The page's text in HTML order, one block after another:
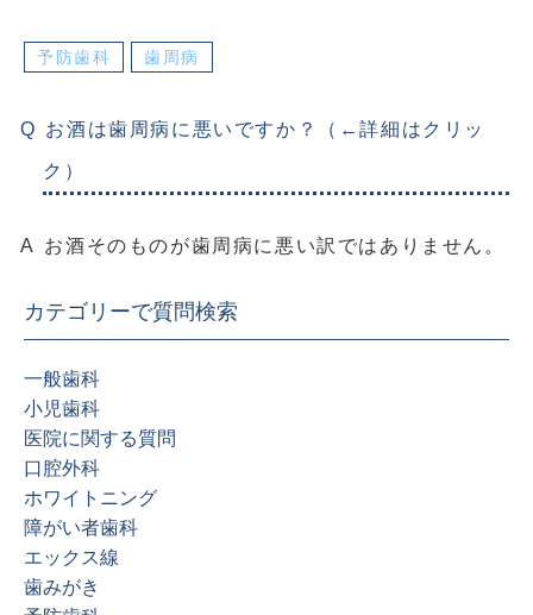
予防歯科 歯周病
お酒は歯周病に悪いですか？（←詳細はクリッ
ク）
お酒そのものが歯周病に悪い訳ではありません。
カテゴリーで質問検索
一般歯科
小児歯科
医院に関する質問
口腔外科
ホワイトニング
障がい者歯科
エックス線
歯みがき